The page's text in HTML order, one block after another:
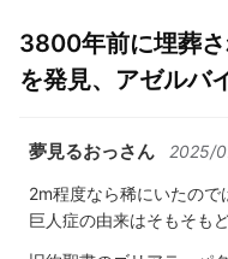
3800年前に埋葬さ
を発見、アゼルバ
夢見るおっさん 2025/
2m程度なら稀にいたので
巨人症の由来はそもそも